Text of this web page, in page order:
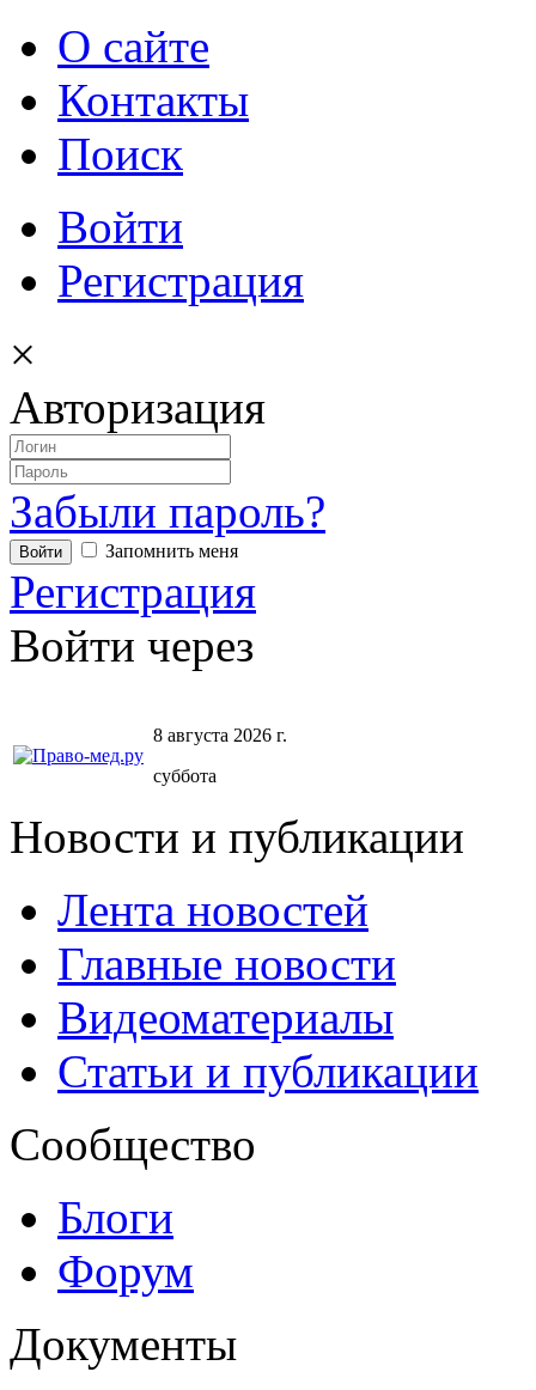
О сайте
Контакты
Поиск
Войти
Регистрация
×
Авторизация
Забыли пароль?
Запомнить меня
Регистрация
Войти через
8 августа 2026 г.
суббота
Новости и публикации
Лента новостей
Главные новости
Видеоматериалы
Статьи и публикации
Сообщество
Блоги
Форум
Документы